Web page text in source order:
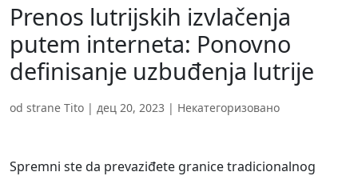
Prenos lutrijskih izvlačenja
putem interneta: Ponovno
definisanje uzbuđenja lutrije
od strane Tito | дец 20, 2023 | Некатегоризовано
Spremni ste da prevaziđete granice tradicionalnog